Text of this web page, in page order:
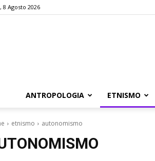
8 Agosto 2026
ANTROPOLOGIA ETNISMO
etnismo autonomismo